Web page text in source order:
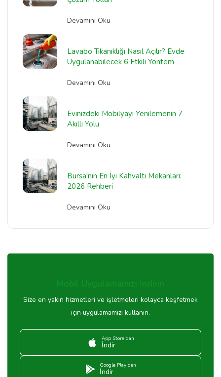
Devamını Oku
Lavabo Tıkanıklığı Nasıl Açılır? Evde
Uygulanabilecek 6 Etkili Yöntem
Devamını Oku
Evinizdeki Mobilyayı Yenilemenin 7
Akıllı Yolu
Devamını Oku
Bursa'nın En İyi Kahvaltı Mekanları:
2026 Rehberi
Devamını Oku
Mobil Uygulamamızı İndirin
Size en yakın hizmetleri ve işletmeleri kolayca keşfetmek
için uygulamamızı kullanın.
App Store'dan
İndir
Google Play'den
İndir